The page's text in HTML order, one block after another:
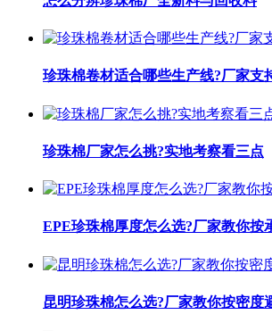
珍珠棉卷材适合哪些生产线?厂家支
珍珠棉厂家怎么挑?实地考察看三点
EPE珍珠棉厚度怎么选?厂家教你按
昆明珍珠棉怎么选?厂家教你按密度